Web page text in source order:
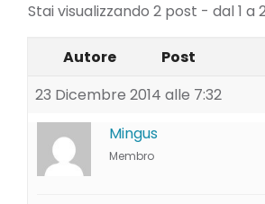
Stai visualizzando 2 post - dal 1 a
Autore
Post
23 Dicembre 2014 alle 7:32
Mingus
Membro